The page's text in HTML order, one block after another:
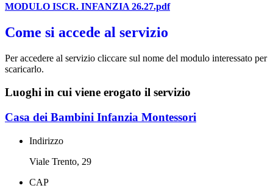
MODULO ISCR. INFANZIA 26.27.pdf
Come si accede al servizio
Per accedere al servizio cliccare sul nome del modulo interessato per
scaricarlo.
Luoghi in cui viene erogato il servizio
Casa dei Bambini Infanzia Montessori
Indirizzo
Viale Trento, 29
CAP